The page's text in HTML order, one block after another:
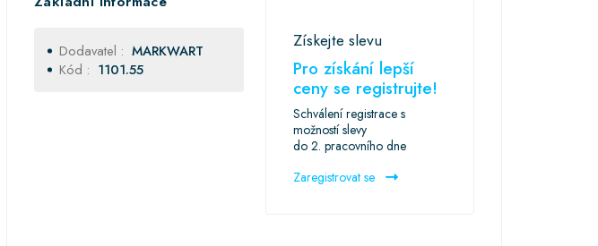
Dodavatel : MARKWART
Kód : 1101.55
Získejte slevu
Pro získání lepší
ceny se registrujte!
Schválení registrace s
možností slevy
do 2. pracovního dne
Zaregistrovat se